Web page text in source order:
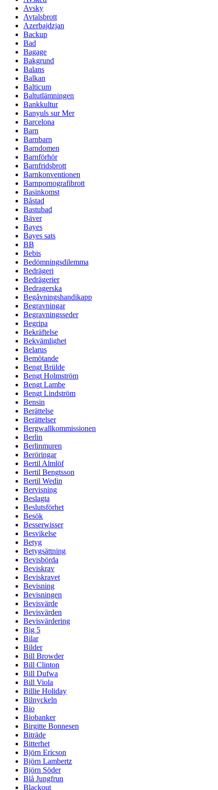
Avsky
Avtalsbrott
Azerbajdzjan
Backup
Bad
Bagage
Bakgrund
Balans
Balkan
Balticum
Baltutlämningen
Bankkultur
Banyuls sur Mer
Barcelona
Barn
Barnbarn
Barndomen
Barnförhör
Barnfridsbrott
Barnkonventionen
Barnpornografibrott
Basinkomst
Båstad
Bastubad
Bäver
Bayes
Bayes sats
BB
Bebis
Bedömningsdilemma
Bedrägeri
Bedrägerier
Bedragerska
Begåvningshandikapp
Begravningar
Begravningsseder
Begripa
Bekräftelse
Bekvämlighet
Belarus
Bemötande
Bengt Brülde
Bengt Holmström
Bengt Lambe
Bengt Lindström
Bensin
Berättelse
Berättelser
Bergwallkommissionen
Berlin
Berlinmuren
Beröringar
Bertil Almlöf
Bertil Bengtsson
Bertil Wedin
Bervisning
Beslagta
Beslutsförhet
Besök
Besserwisser
Besvikelse
Betyg
Betygsättning
Bevisbörda
Beviskrav
Beviskravet
Bevisning
Bevisningen
Bevisvärde
Bevisvärden
Bevisvärdering
Big 5
Bilar
Bilder
Bill Browder
Bill Clinton
Bill Dufwa
Bill Viola
Billie Holiday
Bilnyckeln
Bio
Biobanker
Birgitte Bonnesen
Biträde
Bitterhet
Björn Ericson
Björn Lambertz
Björn Söder
Blå Jungfrun
Blackout